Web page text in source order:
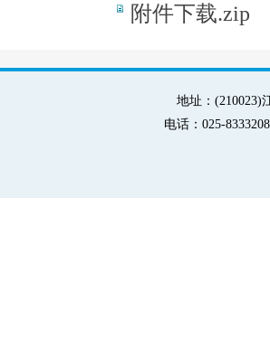
附件下载.zip
地址：(210023)
电话：025-